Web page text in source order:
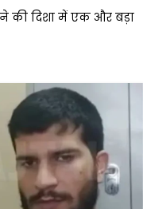
की दिशा में एक और बड़ा